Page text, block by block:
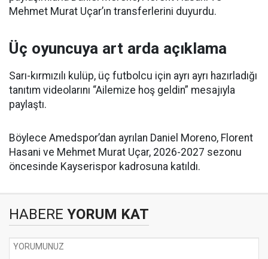
Mehmet Murat Uçar’ın transferlerini duyurdu.
Üç oyuncuya art arda açıklama
Sarı-kırmızılı kulüp, üç futbolcu için ayrı ayrı hazırladığı
tanıtım videolarını “Ailemize hoş geldin” mesajıyla
paylaştı.
Böylece Amedspor’dan ayrılan Daniel Moreno, Florent
Hasani ve Mehmet Murat Uçar, 2026-2027 sezonu
öncesinde Kayserispor kadrosuna katıldı.
HABERE YORUM KAT